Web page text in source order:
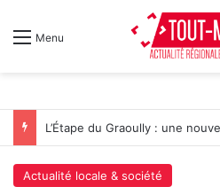
Menu
Actualité locale & société